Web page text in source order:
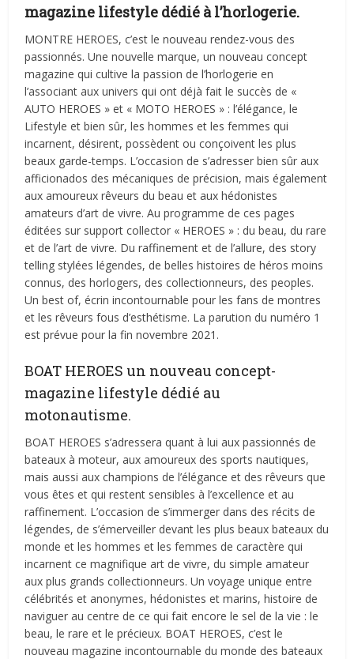
magazine lifestyle dédié à l’horlogerie.
MONTRE HEROES, c’est le nouveau rendez-vous des
passionnés. Une nouvelle marque, un nouveau concept
magazine qui cultive la passion de l’horlogerie en
l’associant aux univers qui ont déjà fait le succès de «
AUTO HEROES » et « MOTO HEROES » : l’élégance, le
Lifestyle et bien sûr, les hommes et les femmes qui
incarnent, désirent, possèdent ou conçoivent les plus
beaux garde-temps. L’occasion de s’adresser bien sûr aux
afficionados des mécaniques de précision, mais également
aux amoureux rêveurs du beau et aux hédonistes
amateurs d’art de vivre. Au programme de ces pages
éditées sur support collector « HEROES » : du beau, du rare
et de l’art de vivre. Du raffinement et de l’allure, des story
telling stylées légendes, de belles histoires de héros moins
connus, des horlogers, des collectionneurs, des peoples.
Un best of, écrin incontournable pour les fans de montres
et les rêveurs fous d’esthétisme. La parution du numéro 1
est prévue pour la fin novembre 2021.
BOAT HEROES un nouveau concept-
magazine lifestyle dédié au
motonautisme.
BOAT HEROES s’adressera quant à lui aux passionnés de
bateaux à moteur, aux amoureux des sports nautiques,
mais aussi aux champions de l’élégance et des rêveurs que
vous êtes et qui restent sensibles à l’excellence et au
raffinement. L’occasion de s’immerger dans des récits de
légendes, de s’émerveiller devant les plus beaux bateaux du
monde et les hommes et les femmes de caractère qui
incarnent ce magnifique art de vivre, du simple amateur
aux plus grands collectionneurs. Un voyage unique entre
célébrités et anonymes, hédonistes et marins, histoire de
naviguer au centre de ce qui fait encore le sel de la vie : le
beau, le rare et le précieux. BOAT HEROES, c’est le
nouveau magazine incontournable du monde des bateaux